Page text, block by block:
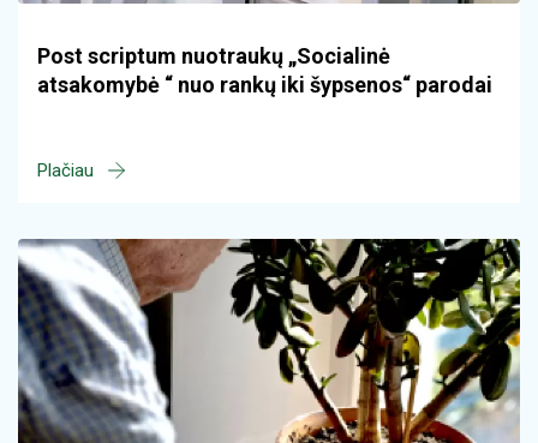
Post scriptum nuotraukų „Socialinė
atsakomybė “ nuo rankų iki šypsenos“ parodai
Plačiau